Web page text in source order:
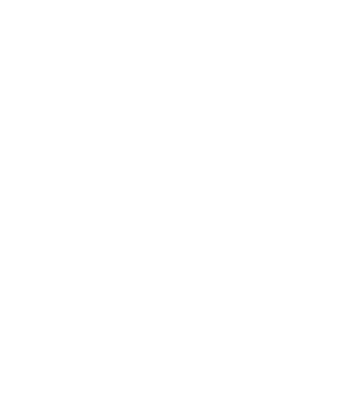
át az illatok akár a gyermekkori
átírni a jelenlegi közérzetünket.